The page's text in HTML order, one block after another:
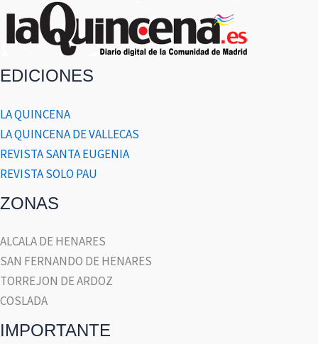
EDICIONES
LA QUINCENA
LA QUINCENA DE VALLECAS
REVISTA SANTA EUGENIA
REVISTA SOLO PAU
ZONAS
ALCALA DE HENARES
SAN FERNANDO DE HENARES
TORREJON DE ARDOZ
COSLADA
IMPORTANTE